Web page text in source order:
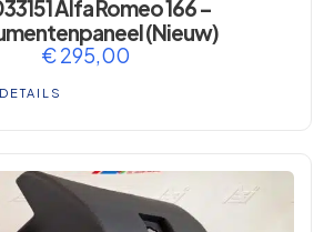
Alfa Romeo 166 –
(Nieuw)
€295,00
DETAILS